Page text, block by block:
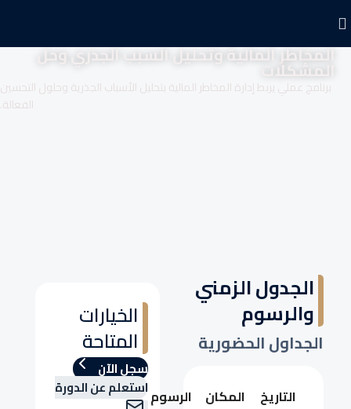
المخاطر المالية وتحليل السبب الجذري وحل
المشكلات
برنامج عملي يربط إدارة المخاطر المالية بتحليل الأسباب الجذرية وحلول التحسين
الفعالة.
الخيارات
المتاحة
سجل الآن
استعلم عن الدورة
الجدول الزمني
والرسوم
الجداول الحضورية
التاريخ المكان الرسوم